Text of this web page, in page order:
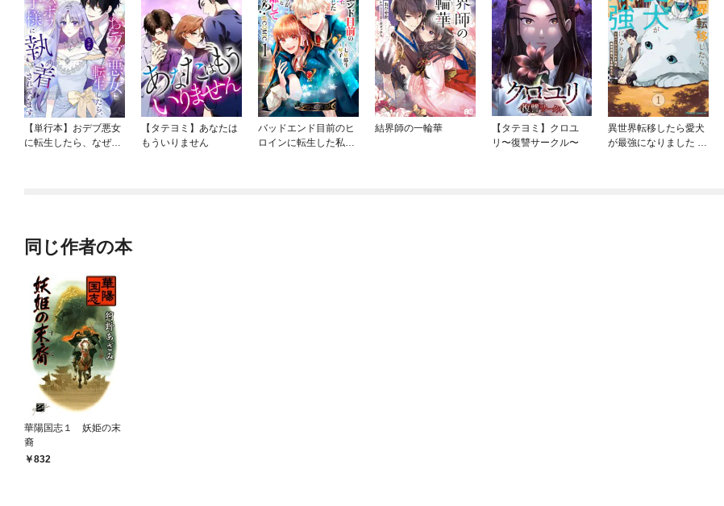
【単行本】おデブ悪女
に転生したら、なぜか
【タテヨミ】あなたは
もういりません
バッドエンド目前のヒ
ロインに転生した私、
結界師の一輪華
【タテヨミ】クロユ
リ〜復讐サークル〜
異世界転移したら愛犬
が最強になりました ～
同じ作者の本
華陽国志１ 妖姫の末
裔
832